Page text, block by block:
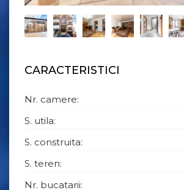
CARACTERISTICI
Nr. camere:
S. utila:
S. construita:
S. teren:
Nr. bucatarii: